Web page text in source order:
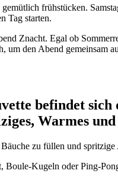
frühstücken.
Tag starten.
Znacht. Egal ob
um den Abend gemeinsam
befindet
Warmes
zu füllen und
Boule-Kugeln oder Ping-